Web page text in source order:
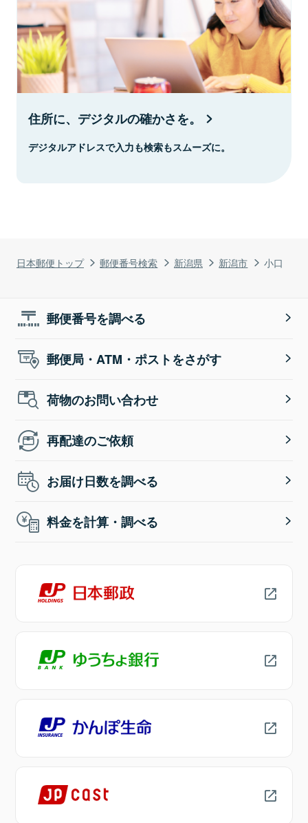
日本郵便トップ 郵便番号検索 新潟県 新潟市 小口
住所に、デジタルの確かさを。
デジタルアドレスで入力も検索もスムーズに。
郵便番号を調べる
郵便局・ATM・ポストをさがす
荷物のお問い合わせ
再配達のご依頼
お届け日数を調べる
料金を計算・調べる